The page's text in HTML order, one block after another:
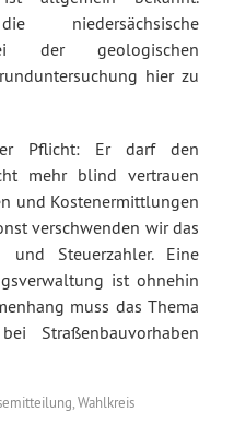
niedersächsische
der geologischen
hier zu
Pflicht: Er darf den
mehr blind vertrauen
und Kostenermittlungen
verschwenden wir das
und Steuerzahler. Eine
ist ohnehin
muss das Thema
Straßenbauvorhaben
,Wahlkreis